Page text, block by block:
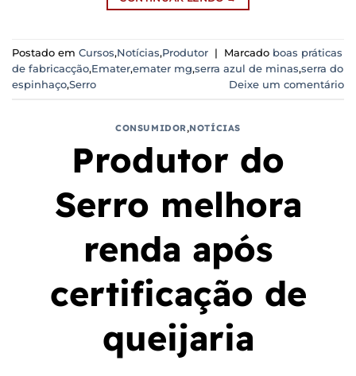
Postado em Cursos,Notícias,Produtor | Marcado boas práticas
de fabricacção,Emater,emater mg,serra azul de minas,serra do
espinhaço,Serro Deixe um comentário
CONSUMIDOR,NOTÍCIAS
Produtor do
Serro melhora
renda após
certificação de
queijaria